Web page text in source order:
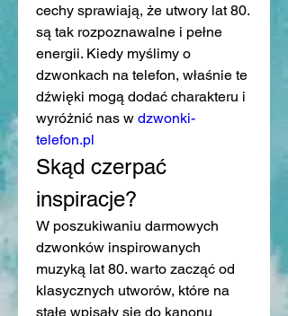
cechy sprawiają, że utwory lat 80.
są tak rozpoznawalne i pełne
energii. Kiedy myślimy o
dzwonkach na telefon, właśnie te
dźwięki mogą dodać charakteru i
wyróżnić nas w dzwonki-
telefon.pl
Skąd czerpać
inspiracje?
W poszukiwaniu darmowych
dzwonków inspirowanych
muzyką lat 80. warto zacząć od
klasycznych utworów, które na
stałe wpisały się do kanonu